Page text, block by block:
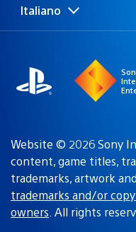
Seleziona
una
Regione
attuale:
Italiano
Website © 2026 Sony
content, game titles,
trademarks, artwork
trademarks and/or
owners. All rights